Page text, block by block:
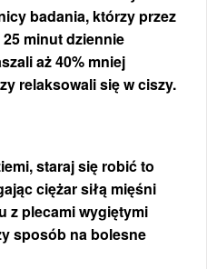
badania, którzy przez
minut dziennie
aż 40% mniej
relaksowali się w ciszy.
staraj się robić to
ciężar siłą mięśni
z plecami wygiętymi
sposób na bolesne